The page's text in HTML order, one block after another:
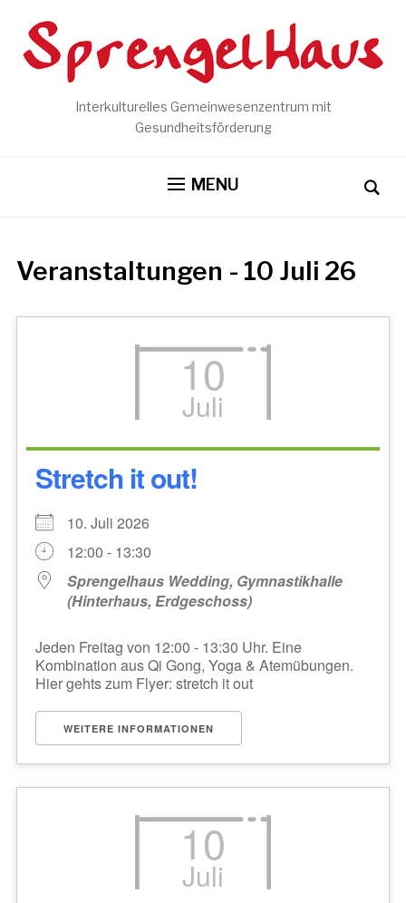
Interkulturelles Gemeinwesenzentrum mit
Gesundheitsförderung
MENU
Veranstaltungen - 10 Juli 26
10
Juli
Stretch it out!
10. Juli 2026
12:00 - 13:30
Sprengelhaus Wedding, Gymnastikhalle
(Hinterhaus, Erdgeschoss)
Jeden Freitag von 12:00 - 13:30 Uhr. Eine
Kombination aus Qi Gong, Yoga & Atemübungen.
Hier gehts zum Flyer: stretch it out
WEITERE INFORMATIONEN
10
Juli